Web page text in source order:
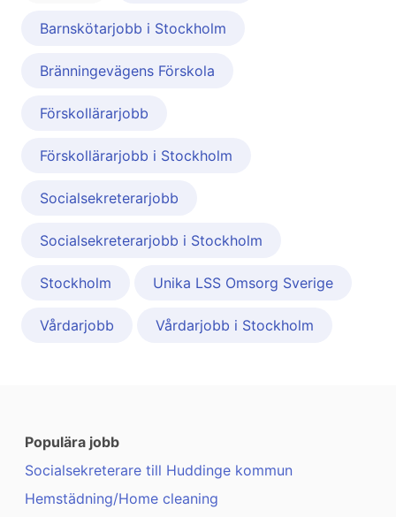
Barnskötarjobb i Stockholm
Bränningevägens Förskola
Förskollärarjobb
Förskollärarjobb i Stockholm
Socialsekreterarjobb
Socialsekreterarjobb i Stockholm
Stockholm Unika LSS Omsorg Sverige
Vårdarjobb Vårdarjobb i Stockholm
Populära jobb
Socialsekreterare till Huddinge kommun
Hemstädning/Home cleaning